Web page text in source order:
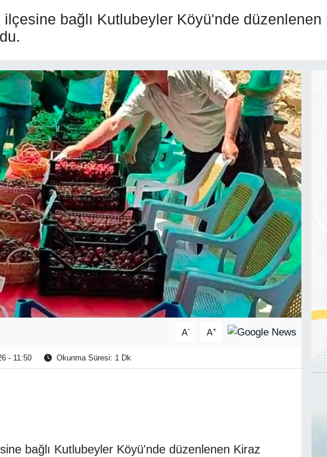
ilçesine bağlı Kutlubeyler Köyü'nde
A- A+
- 11:50 Okunma Süresi: 1 Dk
bağlı Kutlubeyler Köyü'nde düzenlenen Kiraz